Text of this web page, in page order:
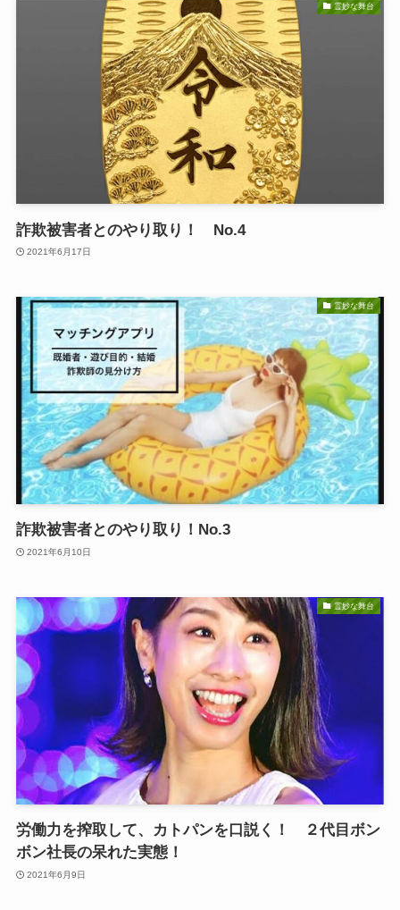
霊妙な舞台
詐欺被害者とのやり取り！ No.4
2021年6月17日
霊妙な舞台
詐欺被害者とのやり取り！No.3
2021年6月10日
霊妙な舞台
労働力を搾取して、カトパンを口説く！ ２代目ボン
ボン社長の呆れた実態！
2021年6月9日